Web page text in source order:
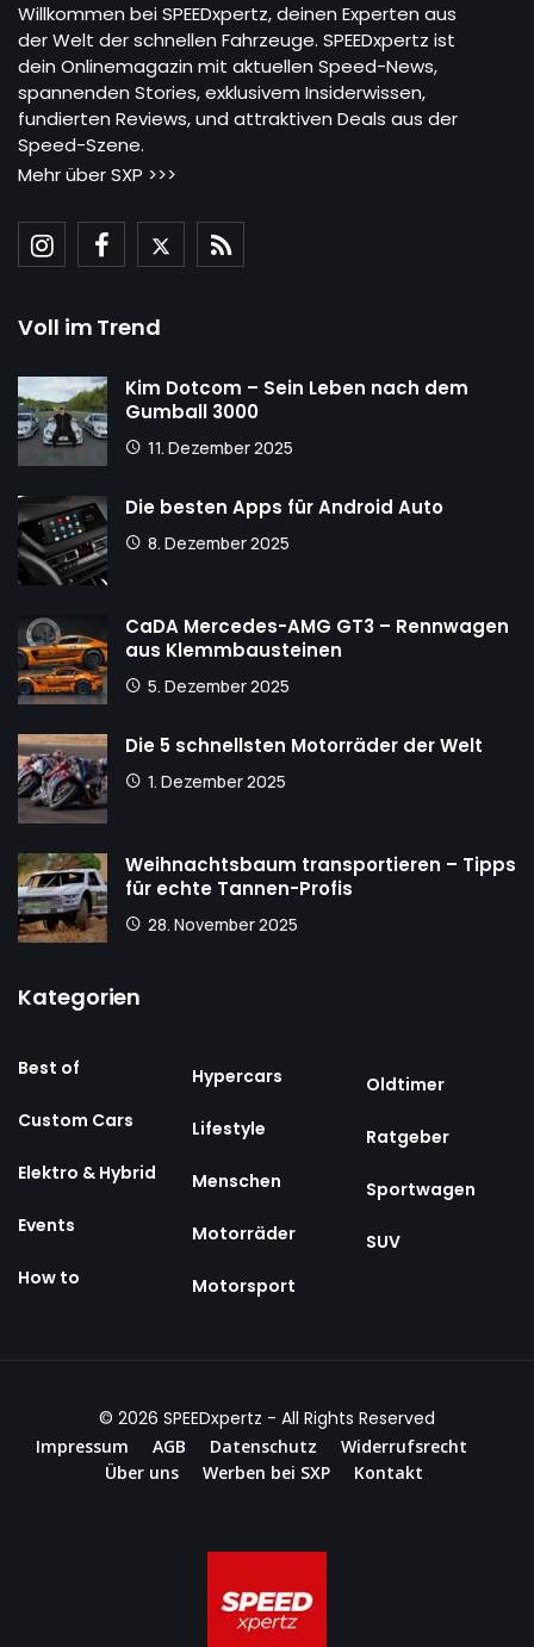
Willkommen bei SPEEDxpertz, deinen Experten aus
der Welt der schnellen Fahrzeuge. SPEEDxpertz ist
dein Onlinemagazin mit aktuellen Speed-News,
spannenden Stories, exklusivem Insiderwissen,
fundierten Reviews, und attraktiven Deals aus der
Speed-Szene.
Mehr über SXP >>>
Voll im Trend
Kim Dotcom – Sein Leben nach dem
Gumball 3000
11. Dezember 2025
Die besten Apps für Android Auto
8. Dezember 2025
CaDA Mercedes-AMG GT3 – Rennwagen
aus Klemmbausteinen
5. Dezember 2025
Die 5 schnellsten Motorräder der Welt
1. Dezember 2025
Weihnachtsbaum transportieren – Tipps
für echte Tannen-Profis
28. November 2025
Kategorien
Best of
Custom Cars
Elektro & Hybrid
Events
How to
Hypercars
Lifestyle
Menschen
Motorräder
Motorsport
Oldtimer
Ratgeber
Sportwagen
SUV
© 2026 SPEEDxpertz - All Rights Reserved
Impressum AGB Datenschutz
Widerrufsrecht
Über uns
Werben bei SXP Kontakt